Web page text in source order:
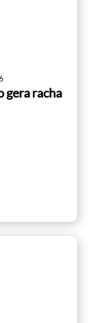
gera racha